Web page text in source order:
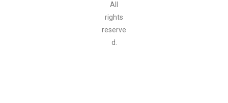
All
rights
reserve
d.